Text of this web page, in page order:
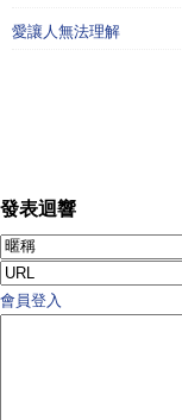
愛讓人無法理解
發表迴響
會員登入